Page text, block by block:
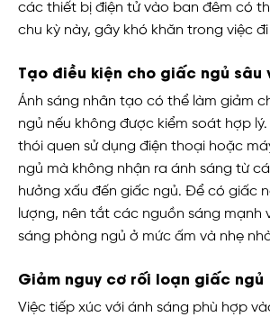
các thiết bị điện tử vào ban đêm có
chu kỳ này, gây khó khăn trong việc
Tạo điều kiện cho giấc ngủ sâu
Ánh sáng nhân tạo có thể làm giảm
ngủ nếu không được kiểm soát hợp
thói quen sử dụng điện thoại hoặc
ngủ mà không nhận ra ánh sáng từ
hưởng xấu đến giấc ngủ. Để có giấc
lượng, nên tắt các nguồn sáng mạnh
sáng phòng ngủ ở mức ấm và nhẹ
Giảm nguy cơ rối loạn giấc ngủ
Việc tiếp xúc với ánh sáng phù hợp